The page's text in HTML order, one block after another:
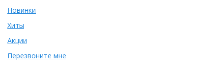
Новинки
Хиты
Акции
Перезвоните мне